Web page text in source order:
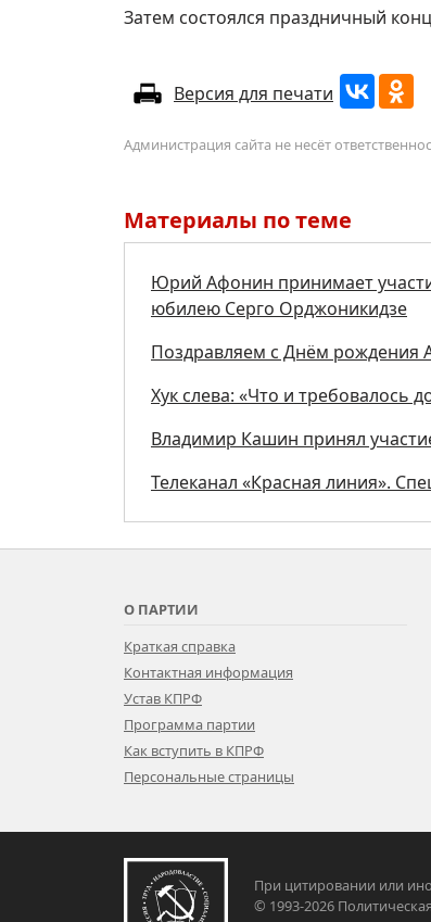
Затем состоялся праздничный
Версия для печати
Администрация сайта не несёт
Материалы по теме
Юрий Афонин принимает
юбилею Серго Орджоникидзе
Поздравляем с Днём рождения
Хук слева: «Что и требовалось
Владимир Кашин принял
Телеканал «Красная линия».
О ПАРТИИ
Краткая справка
Контактная информация
Устав КПРФ
Программа партии
Как вступить в КПРФ
Персональные страницы
При цитировании или
© 1993-2026